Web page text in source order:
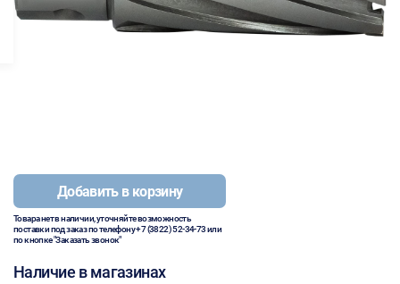
Добавить в корзину
Товара нет в наличии, уточняйте возможность
поставки под заказ по телефону+7 (3822) 52-34-73или
по кнопке "Заказать звонок"
Наличие в магазинах